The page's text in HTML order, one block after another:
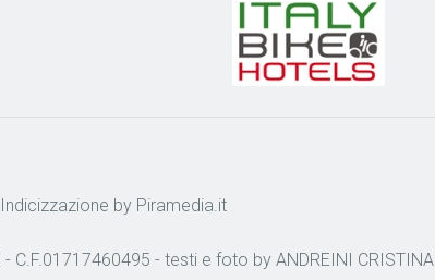
Indicizzazione by Piramedia.it
C.F.01717460495 - testi e foto by ANDREINI CRISTINA